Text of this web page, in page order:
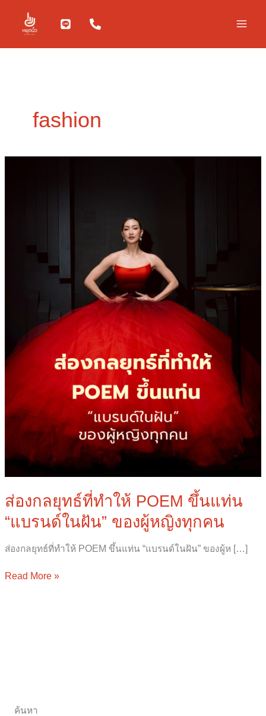
content
fashion
ส่องกลยุทธ์ที่ทำให้ POEM ขึ้นแท่น
“แบรนด์ในฝัน” ของผู้หญิงทุกคน
ส่องกลยุทธ์ที่ทำให้ POEM ขึ้นแท่น “แบรนด์ในฝัน” ของผู้ห […]
คน
Read More »
ค้นหา